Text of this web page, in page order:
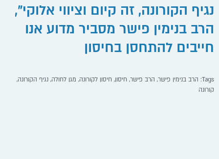
נגיף הקורונה, זה קיום וציווי אלוקי",
הרב בנימין פישר מסביר מדוע אנו
חייבים להתחסן בחיסון
Tags: הרב בנימין פישר, הרב פישר, חיסון, חיסון לקורונה, מגן לחולה, נגיף הקורונה,
קורונה